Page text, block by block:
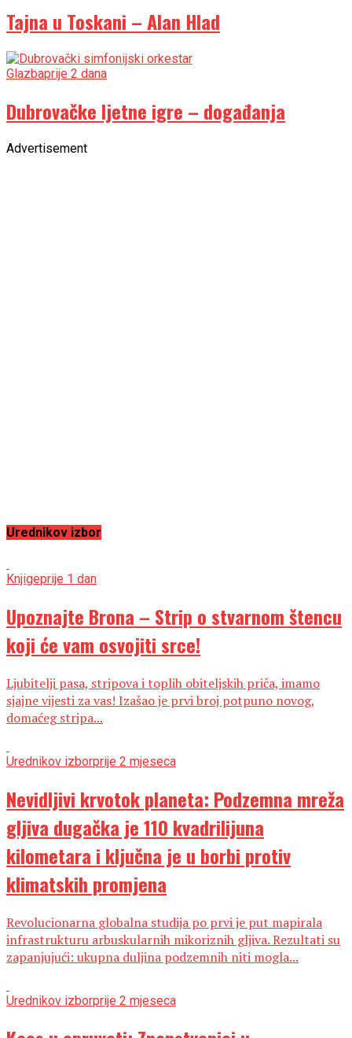
Tajna u Toskani – Alan Hlad
Glazbaprije 2 dana
Dubrovačke ljetne igre – događanja
Advertisement
Urednikov izbor
Knjigeprije 1 dan
Upoznajte Brona – Strip o stvarnom štencu
koji će vam osvojiti srce!
Ljubitelji pasa, stripova i toplih obiteljskih priča, imamo
sjajne vijesti za vas! Izašao je prvi broj potpuno novog,
domaćeg stripa...
Urednikov izborprije 2 mjeseca
Nevidljivi krvotok planeta: Podzemna mreža
gljiva dugačka je 110 kvadrilijuna
kilometara i ključna je u borbi protiv
klimatskih promjena
Revolucionarna globalna studija po prvi je put mapirala
infrastrukturu arbuskularnih mikoriznih gljiva. Rezultati su
zapanjujući: ukupna duljina podzemnih niti mogla...
Urednikov izborprije 2 mjeseca